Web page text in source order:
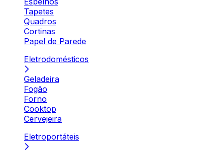
Tapetes
Quadros
Cortinas
Papel de Parede
Eletrodomésticos
Geladeira
Fogão
Forno
Cooktop
Cervejeira
Eletroportáteis